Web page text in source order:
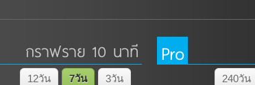
กราฟราย 10 นาที
3วัน
7วัน
12วัน
Pro
240วัน